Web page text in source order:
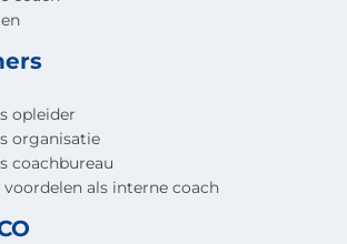
opleider
organisatie
coachbureau
als interne coach